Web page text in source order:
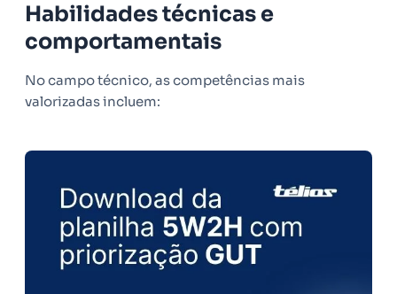
Habilidades técnicas e
comportamentais
No campo técnico, as competências mais
valorizadas incluem: